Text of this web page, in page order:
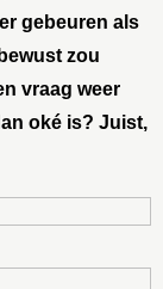
gebeuren als
zou
vraag weer
oké is? Juist,